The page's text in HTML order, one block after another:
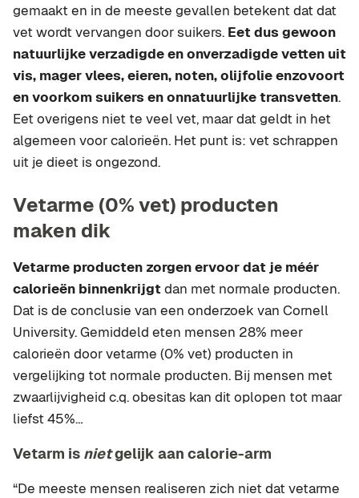
gemaakt en in de meeste gevallen betekent dat dat
vet wordt vervangen door suikers. Eet dus gewoon
natuurlijke verzadigde en onverzadigde vetten uit
vis, mager vlees, eieren, noten, olijfolie enzovoort
en voorkom suikers en onnatuurlijke transvetten.
Eet overigens niet te veel vet, maar dat geldt in het
algemeen voor calorieën. Het punt is: vet schrappen
uit je dieet is ongezond.
Vetarme (0% vet) producten
maken dik
Vetarme producten zorgen ervoor dat je méér
calorieën binnenkrijgtdan met normale producten.
Dat is de conclusie van een onderzoek van Cornell
University. Gemiddeld eten mensen 28% meer
calorieën door vetarme (0% vet) producten in
vergelijking tot normale producten. Bij mensen met
zwaarlijvigheid c.q. obesitas kan dit oplopen tot maar
liefst 45%…
Vetarm is nietgelijk aan calorie-arm
“De meeste mensen realiseren zich niet dat vetarme